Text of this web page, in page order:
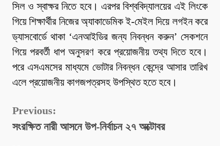
সিল ও স্বাক্ষর নিতে হবে। এরপর বিশ্ববিদ্যালয়ের এই লিংকে
গিয়ে শিক্ষার্থীর নিজের অ্যাকাডেমিক ই-মেইল দিয়ে লগইন করে
ড্যাসবোর্ডে থাকা ‘এনআইডির জন্য নিবন্ধন করুন’ সেকশনে
গিয়ে পরবর্তী ধাপ অনুসরণ করে প্রয়োজনীয় তথ্য দিতে হবে।
পরে এসএমসের মাধ্যমে ভোটার নিবন্ধন কেন্দ্রে আসার তারিখ
এলে প্রয়োজনীয় কাগজপত্রসহ উপস্থিত হতে হবে।
Continue
Reading
Previous:
সংরক্ষিত নারী আসনে উপ-নির্বাচন ২৭ অক্টোবর